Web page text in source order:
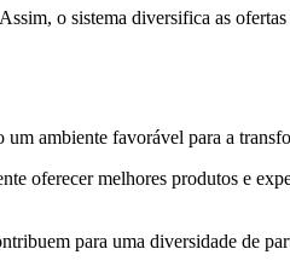
o sistema diversifica as
ambiente favorável para a
oferecer melhores produtos e
para uma diversidade de